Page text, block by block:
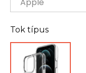
Tok típus